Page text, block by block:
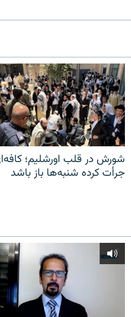
شورش در قلب اورشلیم؛
جرأت کرده شنبه‌ها باز باشد